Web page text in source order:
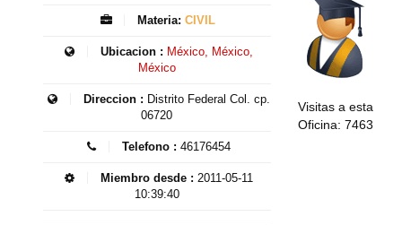
Materia: CIVIL
Ubicacion : México, México,
México
Direccion : Distrito Federal Col. cp.
06720
Telefono : 46176454
Miembro desde : 2011-05-11
10:39:40
Visitas a esta
Oficina: 7463